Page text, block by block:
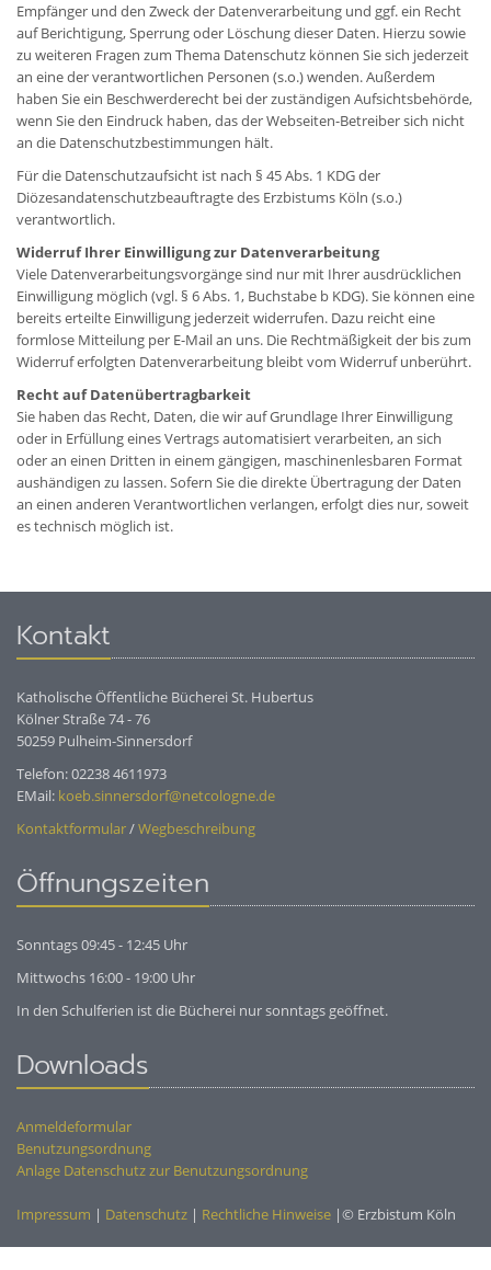
Empfänger und den Zweck der Datenverarbeitung und ggf. ein Recht
auf Berichtigung, Sperrung oder Löschung dieser Daten. Hierzu sowie
zu weiteren Fragen zum Thema Datenschutz können Sie sich jederzeit
an eine der verantwortlichen Personen (s.o.) wenden. Außerdem
haben Sie ein Beschwerderecht bei der zuständigen Aufsichtsbehörde,
wenn Sie den Eindruck haben, das der Webseiten-Betreiber sich nicht
an die Datenschutzbestimmungen hält.
Für die Datenschutzaufsicht ist nach § 45 Abs. 1 KDG der
Diözesandatenschutzbeauftragte des Erzbistums Köln (s.o.)
verantwortlich.
Widerruf Ihrer Einwilligung zur Datenverarbeitung
Viele Datenverarbeitungsvorgänge sind nur mit Ihrer ausdrücklichen
Einwilligung möglich (vgl. § 6 Abs. 1, Buchstabe b KDG). Sie können eine
bereits erteilte Einwilligung jederzeit widerrufen. Dazu reicht eine
formlose Mitteilung per E-Mail an uns. Die Rechtmäßigkeit der bis zum
Widerruf erfolgten Datenverarbeitung bleibt vom Widerruf unberührt.
Recht auf Datenübertragbarkeit
Sie haben das Recht, Daten, die wir auf Grundlage Ihrer Einwilligung
oder in Erfüllung eines Vertrags automatisiert verarbeiten, an sich
oder an einen Dritten in einem gängigen, maschinenlesbaren Format
aushändigen zu lassen. Sofern Sie die direkte Übertragung der Daten
an einen anderen Verantwortlichen verlangen, erfolgt dies nur, soweit
es technisch möglich ist.
Kontakt
Katholische Öffentliche Bücherei St. Hubertus
Kölner Straße 74 - 76
50259 Pulheim-Sinnersdorf
Telefon: 02238 4611973
EMail: koeb.sinnersdorf@netcologne.de
Kontaktformular/Wegbeschreibung
Öffnungszeiten
Sonntags 09:45 - 12:45 Uhr
Mittwochs 16:00 - 19:00 Uhr
In den Schulferien ist die Bücherei nur sonntags geöffnet.
Downloads
Anmeldeformular
Benutzungsordnung
Anlage Datenschutz zur Benutzungsordnung
Impressum | Datenschutz | Rechtliche Hinweise |© Erzbistum Köln